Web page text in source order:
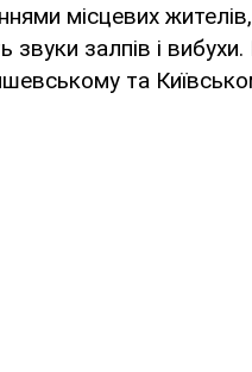
місцевих
залпів і вибухи.
та